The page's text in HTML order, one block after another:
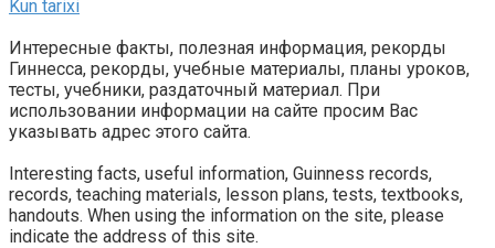
Kun tarixi
Интересные факты, полезная информация, рекорды
Гиннесса, рекорды, учебные материалы, планы уроков,
тесты, учебники, раздаточный материал. При
использовании информации на сайте просим Вас
указывать адрес этого сайта.
Interesting facts, useful information, Guinness records,
records, teaching materials, lesson plans, tests, textbooks,
handouts. When using the information on the site, please
indicate the address of this site.